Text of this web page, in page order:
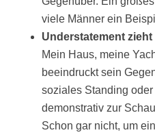
viele Männer ein
Understatement zieht
Mein Haus, meine
beeindruckt sein
soziales Standing
demonstrativ zur
Schon gar nicht, um